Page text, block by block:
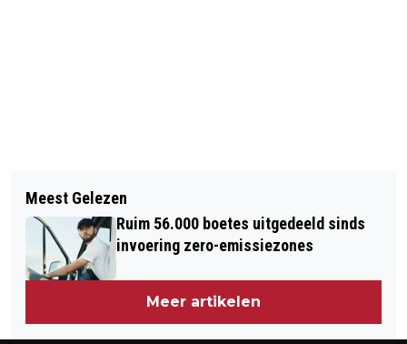
TIENTALLEN AJAX-FANS MET
STOKKEN EN BOKSBEUGELS
OPGEPAKT
PROCES IN MAROKKO OM
LIQUIDATIES STAATSLIEDENBUURT
VERDAAGD
Meest Gelezen
Ruim 56.000 boetes uitgedeeld sinds
invoering zero-emissiezones
Meer artikelen